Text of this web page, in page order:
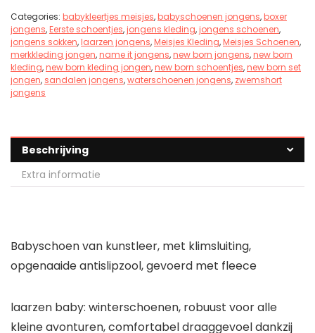
Categories: babykleertjes meisjes,babyschoenen jongens,boxer
jongens,Eerste schoentjes,jongens kleding,jongens schoenen,
jongens sokken,laarzen jongens,Meisjes Kleding,Meisjes Schoenen,
merkkleding jongen,name it jongens,new born jongens,new born
kleding,new born kleding jongen,new born schoentjes,new born set
jongen, sandalen jongens,waterschoenen jongens, zwemshort
jongens
Beschrijving
Extra informatie
Babyschoen van kunstleer, met klimsluiting,
opgenaaide antislipzool, gevoerd met fleece
laarzen baby: winterschoenen, robuust voor alle
kleine avonturen, comfortabel draaggevoel dankzij